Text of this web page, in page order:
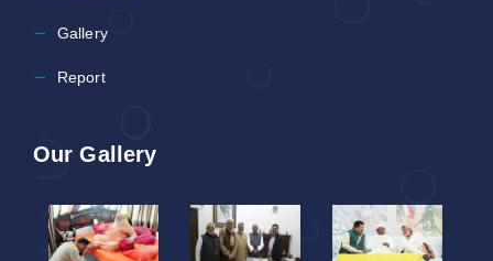
Gallery
Report
Our Gallery